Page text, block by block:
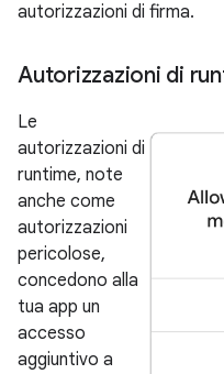
autorizzazioni di firma.
Autorizzazioni di
Le
autorizzazioni di
runtime, note
anche come
autorizzazioni
pericolose,
concedono alla
tua app un
accesso
aggiuntivo a